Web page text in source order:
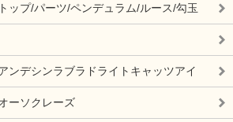
ップ/パーツ/ペンデュラム/ルース/勾玉
ンデシンラブラドライトキャッツアイ
ーソクレーズ